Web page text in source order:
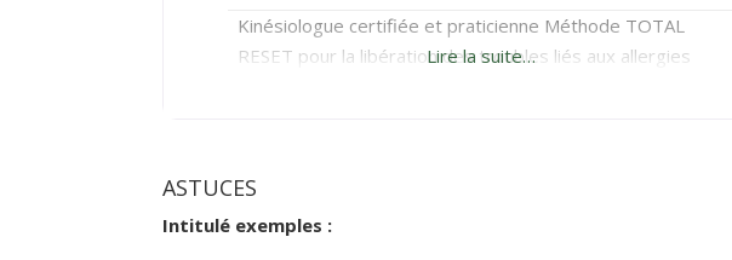
Kinésiologue certifiée et praticienne Méthode TOTAL
RESET pour la libération des troubles liés aux allergies
Lire la suite…
ASTUCES
Intitulé exemples :